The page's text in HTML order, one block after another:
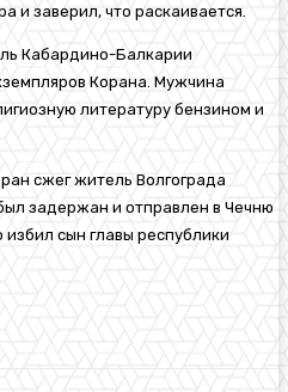
и заверил, что раскаивается.
Кабардино-Балкарии
Корана. Мужчина
литературу бензином и
сжег житель Волгограда
задержан и отправлен в Чечню
избил сын главы республики